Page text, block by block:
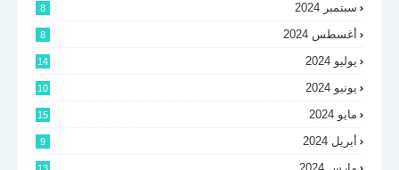
سبتمبر 2024 8
أغسطس 2024 8
يوليو 2024 14
يونيو 2024 10
مايو 2024 15
أبريل 2024 9